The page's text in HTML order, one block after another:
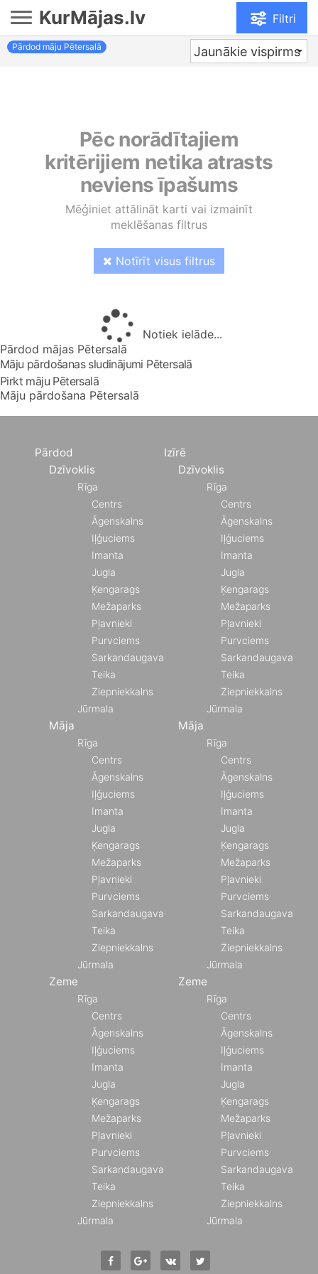
KurMājas.lv Filtri
Pārdod māju Pētersalā Jaunākie vispirms
Pēc norādītajiem
kritērijiem netika atrasts
neviens īpašums
Mēģiniet attālināt karti vai izmainīt
meklēšanas filtrus
Notīrīt visus filtrus
Notiek ielāde...
Pārdod mājas Pētersalā
Māju pārdošanas sludinājumi Pētersalā
Pirkt māju Pētersalā
Māju pārdošana Pētersalā
Pārdod
Dzīvoklis
Rīga
Centrs
Āgenskalns
Iļģuciems
Imanta
Jugla
Ķengarags
Mežaparks
Pļavnieki
Purvciems
Sarkandaugava
Teika
Ziepniekkalns
Jūrmala
Māja
Rīga
Centrs
Āgenskalns
Iļģuciems
Imanta
Jugla
Ķengarags
Mežaparks
Pļavnieki
Purvciems
Sarkandaugava
Teika
Ziepniekkalns
Jūrmala
Zeme
Rīga
Centrs
Āgenskalns
Iļģuciems
Imanta
Jugla
Ķengarags
Mežaparks
Pļavnieki
Purvciems
Sarkandaugava
Teika
Ziepniekkalns
Jūrmala
Izīrē
Dzīvoklis
Rīga
Centrs
Āgenskalns
Iļģuciems
Imanta
Jugla
Ķengarags
Mežaparks
Pļavnieki
Purvciems
Sarkandaugava
Teika
Ziepniekkalns
Jūrmala
Māja
Rīga
Centrs
Āgenskalns
Iļģuciems
Imanta
Jugla
Ķengarags
Mežaparks
Pļavnieki
Purvciems
Sarkandaugava
Teika
Ziepniekkalns
Jūrmala
Zeme
Rīga
Centrs
Āgenskalns
Iļģuciems
Imanta
Jugla
Ķengarags
Mežaparks
Pļavnieki
Purvciems
Sarkandaugava
Teika
Ziepniekkalns
Jūrmala